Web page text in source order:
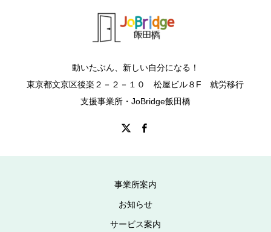
動いたぶん、新しい自分になる！
東京都文京区後楽２－２－１０ 松屋ビル８F 就労移行
支援事業所・JoBridge飯田橋
事業所案内
お知らせ
サービス案内